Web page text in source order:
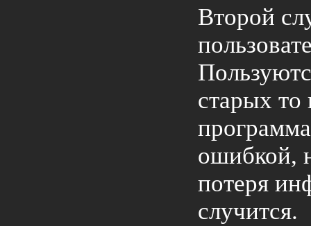
Второй
старых то
ошибкой,
потеря
случится.